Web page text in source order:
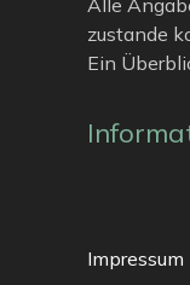
Alle
zustande
Ein
Impressum